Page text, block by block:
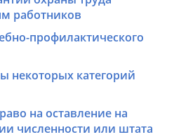
работников
профилактического
некоторых категорий
на оставление на
численности или штата